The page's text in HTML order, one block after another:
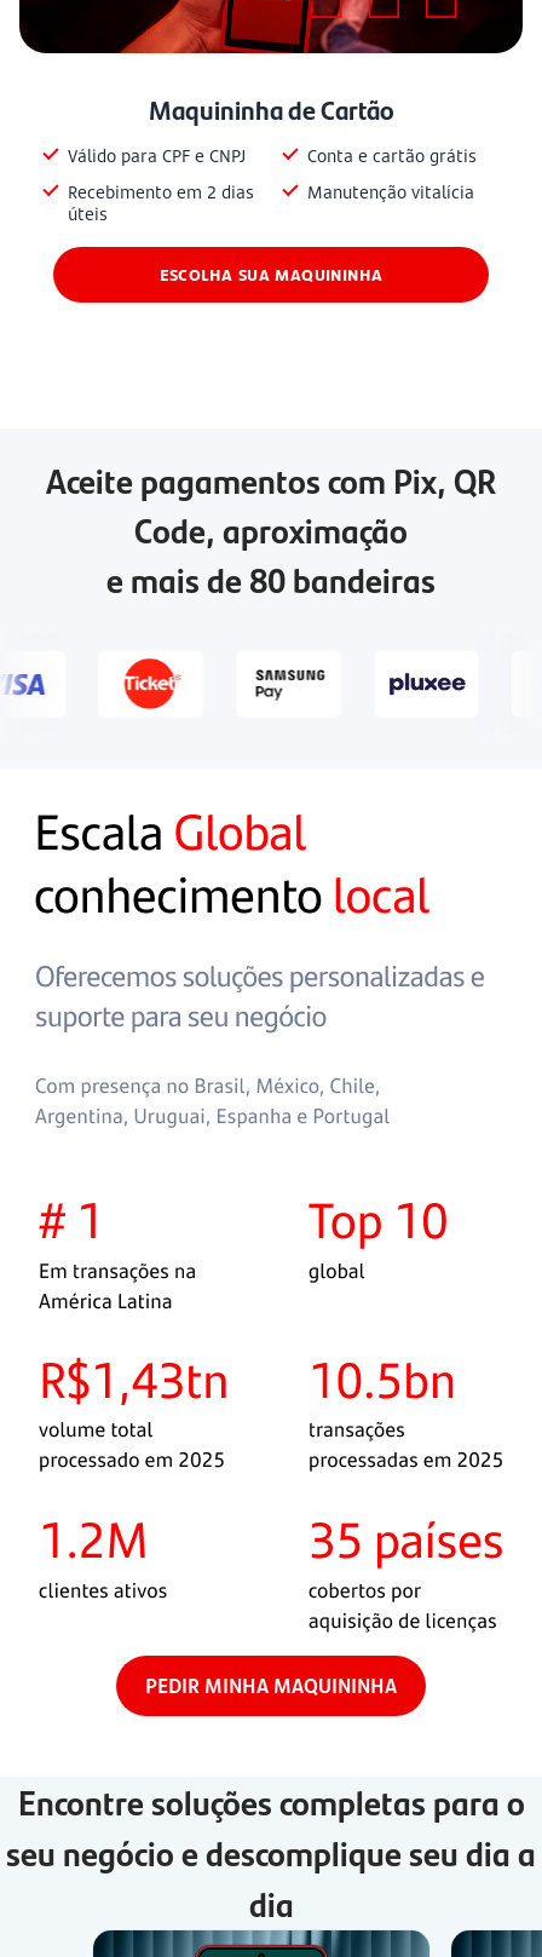
Maquininha de Cartão
Válido para CPF e CNPJ
Conta e cartão grátis
Recebimento em 2 dias
úteis
Manutenção vitalícia
ESCOLHA SUA MAQUININHA
Aceite pagamentos com Pix, QR
Code, aproximação
e mais de 80 bandeiras
PEDIR MINHA MAQUININHA
Encontre soluções completas para o
seu negócio e descomplique seu dia a
dia